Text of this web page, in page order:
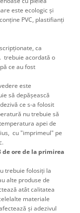
este ecologic și
PVC, plastifianți
ca
trebuie acordată o
ce au fost
este
să depăşească
ce s-a folosit
nu trebuie să
apei de
cu "imprimeul" pe
de ore de la primirea
trebuie folosiţi la
alte produse de
atât calitatea
materiale
şi adezivul